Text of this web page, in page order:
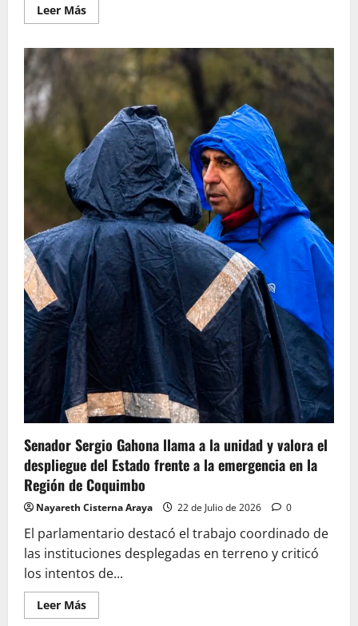
Leer MásLeer
más
Centros
de
acopio
para
apoyar
familias
afectadas
por
el
frente
climático
Senador Sergio Gahona llama a la unidad y valora el
despliegue del Estado frente a la emergencia en la
Región de Coquimbo
Nayareth Cisterna Araya 22 de Julio de 2026 0
El parlamentario destacó el trabajo coordinado de
las instituciones desplegadas en terreno y criticó
los intentos de...
Leer MásLeer
más